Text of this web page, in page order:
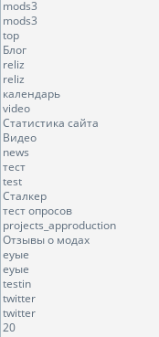
mods3
mods3
top
Блог
reliz
reliz
календарь
video
Статистика сайта
Видео
news
тест
test
Сталкер
тест опросов
projects_approduction
Отзывы о модах
еуые
еуые
testin
twitter
twitter
20